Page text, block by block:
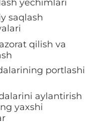
yechimlari
saqlash
qilish va
portlashi
aylantirish
yaxshi